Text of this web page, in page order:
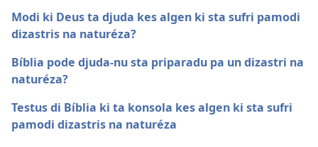
Modi ki Deus ta djuda kes algen ki sta sufri pamodi
dizastris na naturéza?
Bíblia pode djuda-nu sta priparadu pa un dizastri na
naturéza?
Testus di Bíblia ki ta konsola kes algen ki sta sufri
pamodi dizastris na naturéza